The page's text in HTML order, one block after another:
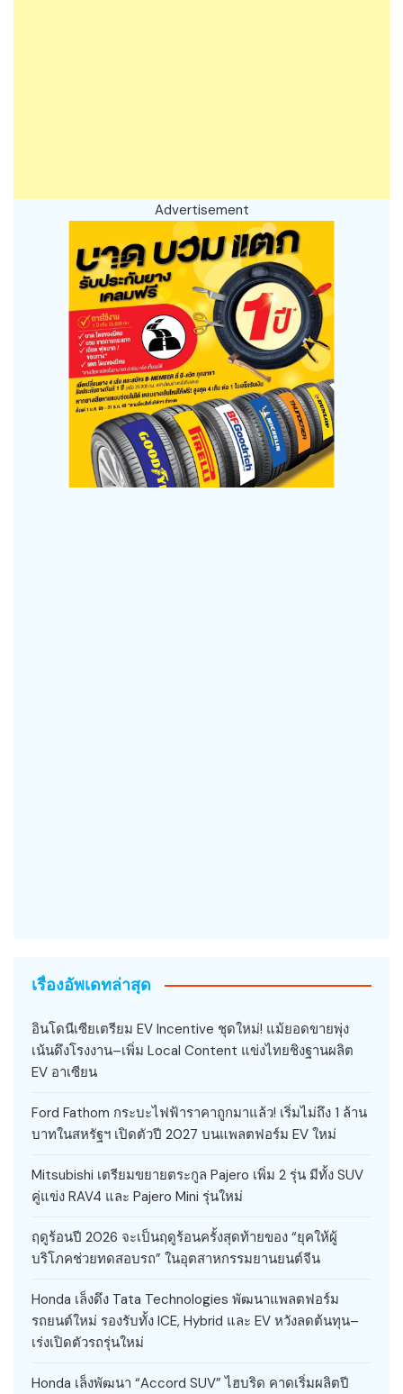
Advertisement
เรื่องอัพเดทล่าสุด
อินโดนีเซียเตรียม EV Incentive ชุดใหม่! แม้ยอดขายพุ่ง
เน้นดึงโรงงาน–เพิ่ม Local Content แข่งไทยชิงฐานผลิต
EV อาเซียน
Ford Fathom กระบะไฟฟ้าราคาถูกมาแล้ว! เริ่มไม่ถึง 1 ล้าน
บาทในสหรัฐฯ เปิดตัวปี 2027 บนแพลตฟอร์ม EV ใหม่
Mitsubishi เตรียมขยายตระกูล Pajero เพิ่ม 2 รุ่น มีทั้ง SUV
คู่แข่ง RAV4 และ Pajero Mini รุ่นใหม่
ฤดูร้อนปี 2026 จะเป็นฤดูร้อนครั้งสุดท้ายของ “ยุคให้ผู้
บริโภคช่วยทดสอบรถ” ในอุตสาหกรรมยานยนต์จีน
Honda เล็งดึง Tata Technologies พัฒนาแพลตฟอร์ม
รถยนต์ใหม่ รองรับทั้ง ICE, Hybrid และ EV หวังลดต้นทุน–
เร่งเปิดตัวรถรุ่นใหม่
Honda เล็งพัฒนา “Accord SUV” ไฮบริด คาดเริ่มผลิตปี